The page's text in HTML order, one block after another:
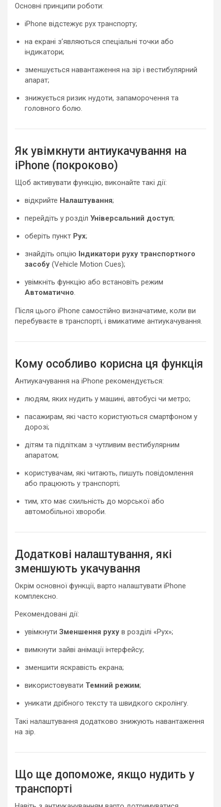
Основні принципи роботи:
iPhone відстежує рух транспорту;
на екрані з’являються спеціальні точки або
індикатори;
зменшується навантаження на зір і вестибулярний
апарат;
знижується ризик нудоти, запаморочення та
головного болю.
Як увімкнути антиукачування на
iPhone (покроково)
Щоб активувати функцію, виконайте такі дії:
відкрийте Налаштування;
перейдіть у розділ Універсальний доступ;
оберіть пункт Рух;
знайдіть опцію Індикатори руху транспортного
засобу (Vehicle Motion Cues);
увімкніть функцію або встановіть режим
Автоматично.
Після цього iPhone самостійно визначатиме, коли ви
перебуваєте в транспорті, і вмикатиме антиукачування.
Кому особливо корисна ця функція
Антиукачування на iPhone рекомендується:
людям, яких нудить у машині, автобусі чи метро;
пасажирам, які часто користуються смартфоном у
дорозі;
дітям та підліткам з чутливим вестибулярним
апаратом;
користувачам, які читають, пишуть повідомлення
або працюють у транспорті;
тим, хто має схильність до морської або
автомобільної хвороби.
Додаткові налаштування, які
зменшують укачування
Окрім основної функції, варто налаштувати iPhone
комплексно.
Рекомендовані дії:
увімкнути Зменшення руху в розділі «Рух»;
вимкнути зайві анімації інтерфейсу;
зменшити яскравість екрана;
використовувати Темний режим;
уникати дрібного тексту та швидкого скролінгу.
Такі налаштування додатково знижують навантаження
на зір.
Що ще допоможе, якщо нудить у
транспорті